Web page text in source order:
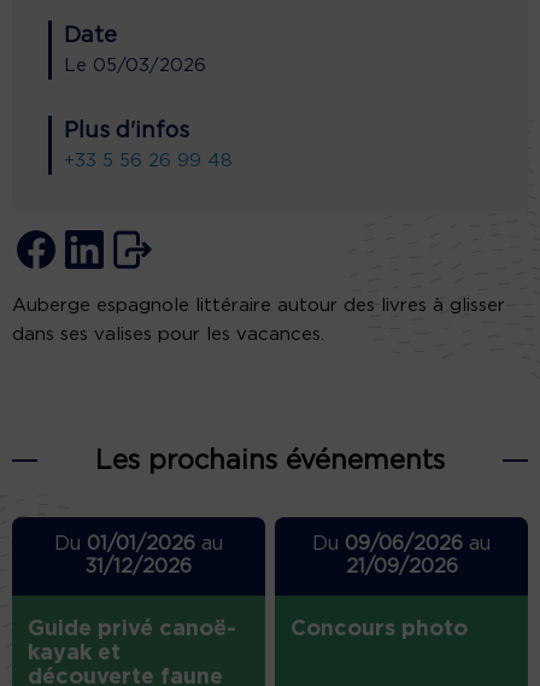
Date
Le 05/03/2026
Plus d'infos
+33 5 56 26 99 48
Auberge espagnole littéraire autour des livres à glisser
dans ses valises pour les vacances.
Les prochains événements
Du 01/01/2026au
31/12/2026
Guide privé canoë-
kayak et
découverte faune
Du 09/06/2026 au
21/09/2026
Concours photo